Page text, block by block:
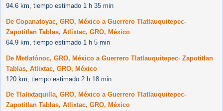
94.6 km, tiempo estimado 1 h 35 min
De Copanatoyac, GRO, México a Guerrero Tlatlauquitepec-
Zapotitlan Tablas, Atlixtac, GRO, México
64.9 km, tiempo estimado 1 h 5 min
De Metlatónoc, GRO, México a Guerrero Tlatlauquitepec- Zapotitlan
Tablas, Atlixtac, GRO, México
120 km, tiempo estimado 2 h 18 min
De Tlalixtaquilla, GRO, México a Guerrero Tlatlauquitepec-
Zapotitlan Tablas, Atlixtac, GRO, México